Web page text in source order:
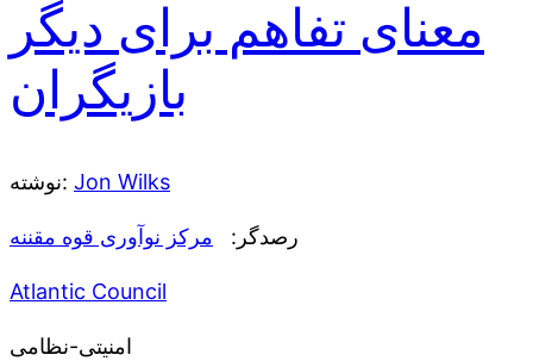
معنای تفاهم برای دیگر
بازیگران
نوشته: Jon Wilks
رصدگر: مرکز نوآوری قوه مقننه
Atlantic Council
امنیتی-نظامی